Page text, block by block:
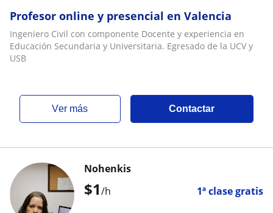
Profesor online y presencial en Valencia
Ingeniero Civil con componente Docente y experiencia en
Educación Secundaria y Universitaria. Egresado de la UCV y
USB
ver más Contactar
$1/h 1ª clase gratis
Nohenkis